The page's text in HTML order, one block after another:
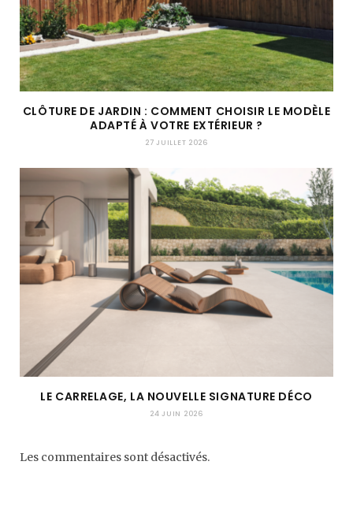
CLÔTURE DE JARDIN : COMMENT CHOISIR LE MODÈLE
ADAPTÉ À VOTRE EXTÉRIEUR ?
27 JUILLET 2026
LE CARRELAGE, LA NOUVELLE SIGNATURE DÉCO
24 JUIN 2026
Les commentaires sont désactivés.